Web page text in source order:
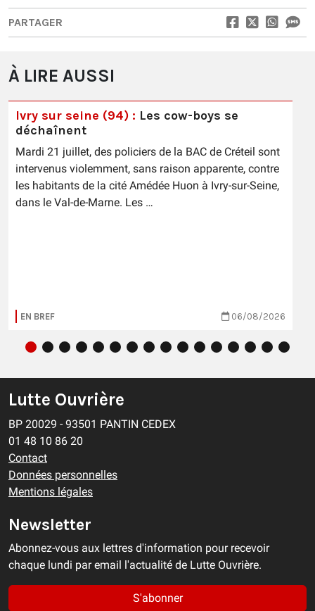
PARTAGER
À LIRE AUSSI
Ivry sur seine (94) : Les cow-boys se
déchaînent
Mardi 21 juillet, des policiers de la BAC de Créteil sont
intervenus violemment, sans raison apparente, contre
les habitants de la cité Amédée Huon à Ivry-sur-Seine,
dans le Val-de-Marne. Les …
EN BREF 06/08/2026
Lutte Ouvrière
BP 20029 - 93501 PANTIN CEDEX
01 48 10 86 20
Contact
Données personnelles
Mentions légales
Newsletter
Abonnez-vous aux lettres d'information pour recevoir
chaque lundi par email l'actualité de Lutte Ouvrière.
S'abonner